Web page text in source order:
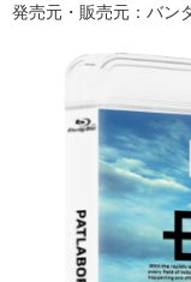
発売元・販売元：バン